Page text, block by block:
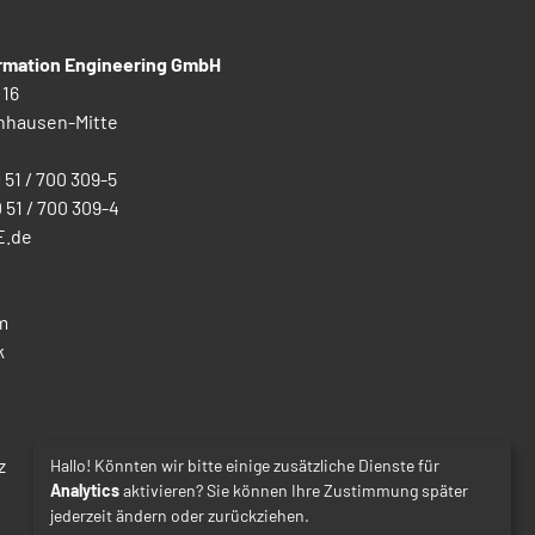
Engineering GmbH
Mitte
51 / 700 309-5
51 / 700 309-4
Hallo! Könnten wir bitte einige zusätzliche Dienste für
Analyticsaktivieren? Sie können Ihre Zustimmung später
jederzeit ändern oder zurückziehen.